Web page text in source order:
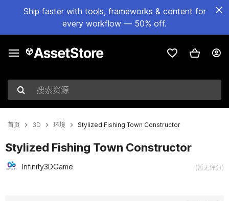
Ship faster with tools, frameworks & content for
every workflow — 50% off.
搜索资源
首页 3D 环境 Stylized Fishing Town Constructor
Stylized Fishing Town Constructor
Infinity3DGame (暂无评分)